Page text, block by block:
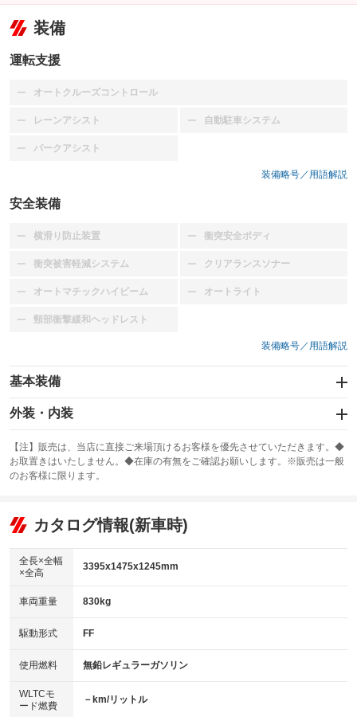
装備
運転支援
オートクルーズコントロール
：装備なし
レーンアシスト
：装備なし 自動駐車システム
：装備なし
パークアシスト
：装備なし
装備略号／用語解説
安全装備
横滑り防止装置
：装備なし 衝突安全ボディ
：装備なし
衝突被害軽減システム
：装備なし クリアランスソナー
：装備なし
オートマチックハイビーム
：装備なし オートライト
：装備なし
頸部衝撃緩和ヘッドレスト
：装備なし
装備略号／用語解説
基本装備
エアバッグ：運転席/助手席
：装備あり
：装備なし
サンルーフ
：装備なし ABS
リフトアップ
：装備なし
：装備なし
パワーウィンドウ
アイドリングストップ
：装備なし
USB入力端子
：装備なし
100V電源
：装備なし
センターデフロック
：装備なし
外装・内装
カーナビ
：装備なし
TV
：装備なし
ビジュアル
：装備なし
：装備あり
革シート
キーレス
HID(キセノンライト)
：装備なし
バックカメラ
：装備なし
エアロ
：装備なし
【注】販売は、当店に直接ご来場頂けるお客様を優先させていただきます。◆
お取置きはいたしません。◆在庫の有無をご確認お願いします。※販売は一般
のお客様に限ります。
カタログ情報(新車時)
全長×全幅
×全高
3395x1475x1245mm
車両重量 830kg
駆動形式 FF
使用燃料 無鉛レギュラーガソリン
WLTCモ
ード燃費
－km/リットル